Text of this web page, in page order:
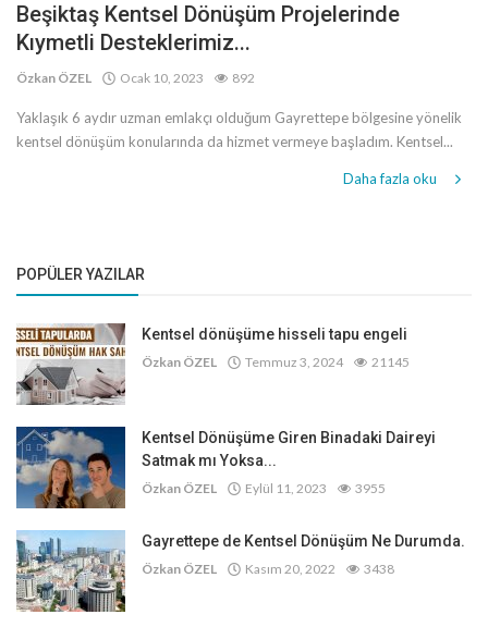
Beşiktaş Kentsel Dönüşüm Projelerinde
Kıymetli Desteklerimiz...
Özkan ÖZEL Ocak 10, 2023 892
Yaklaşık 6 aydır uzman emlakçı olduğum Gayrettepe bölgesine yönelik
kentsel dönüşüm konularında da hizmet vermeye başladım. Kentsel...
Daha fazla oku
POPÜLER YAZILAR
Kentsel dönüşüme hisseli tapu engeli
Özkan ÖZEL Temmuz 3, 2024 21145
Kentsel Dönüşüme Giren Binadaki Daireyi
Satmak mı Yoksa...
Özkan ÖZEL Eylül 11, 2023 3955
Gayrettepe de Kentsel Dönüşüm Ne Durumda.
Özkan ÖZEL Kasım 20, 2022 3438